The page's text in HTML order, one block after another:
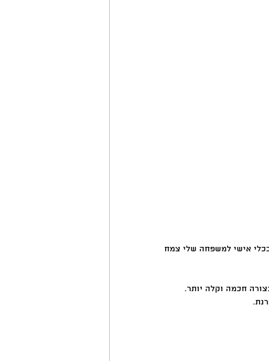
אישי למשפחה שלי צמח
חכמה וקלה יותר.